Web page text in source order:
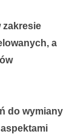
zakresie
a
do wymiany